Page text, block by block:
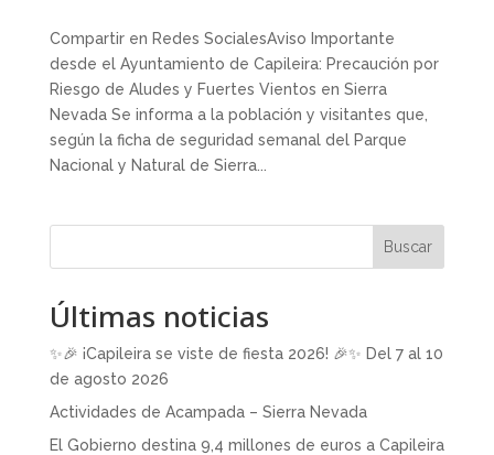
Compartir en Redes SocialesAviso Importante
desde el Ayuntamiento de Capileira: Precaución por
Riesgo de Aludes y Fuertes Vientos en Sierra
Nevada Se informa a la población y visitantes que,
según la ficha de seguridad semanal del Parque
Nacional y Natural de Sierra...
Buscar
Últimas noticias
✨🎉 ¡Capileira se viste de fiesta 2026! 🎉✨ Del 7 al 10
de agosto 2026
Actividades de Acampada – Sierra Nevada
El Gobierno destina 9,4 millones de euros a Capileira